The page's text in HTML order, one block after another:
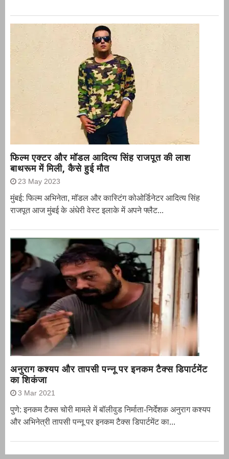
फिल्म एक्टर और मॉडल आदित्य सिंह राजपूत की लाश
बाथरूम में मिली, कैसे हुई मौत
23 May 2023
मुंबई: फिल्म अभिनेता, मॉडल और कास्टिंग कोओर्डिनेटर आदित्य सिंह
राजपूत आज मुंबई के अंधेरी वेस्ट इलाके में अपने फ्लैट...
अनुराग कश्यप और तापसी पन्नू पर इनकम टैक्स डिपार्टमेंट
का शिकंजा
3 Mar 2021
पुणे: इनकम टैक्स चोरी मामले में बॉलीवुड निर्माता-निर्देशक अनुराग कश्यप
और अभिनेत्री तापसी पन्नू पर इनकम टैक्स डिपार्टमेंट का...